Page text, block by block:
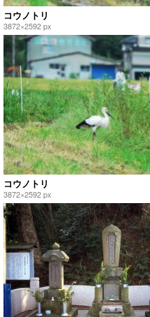
コウノトリ
3872×2592 px
コウノトリ
3872×2592 px